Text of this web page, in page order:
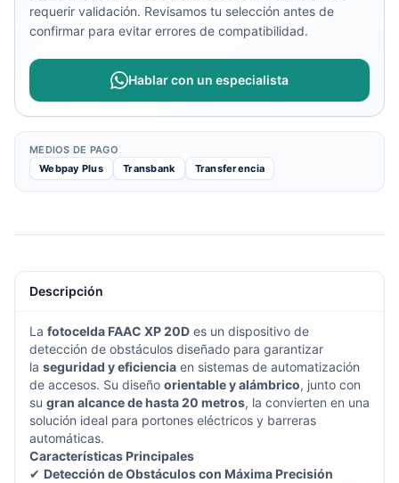
requerir validación. Revisamos tu selección antes de
confirmar para evitar errores de compatibilidad.
Hablar con un especialista
MEDIOS DE PAGO
Webpay Plus
Transbank Transferencia
Descripción
La fotocelda FAAC XP 20D es un dispositivo de
detección de obstáculos diseñado para garantizar
la seguridad y eficiencia en sistemas de automatización
de accesos. Su diseño orientable y alámbrico, junto con
su gran alcance de hasta 20 metros, la convierten en una
solución ideal para portones eléctricos y barreras
automáticas.
Características Principales
✔ Detección de Obstáculos con Máxima Precisión